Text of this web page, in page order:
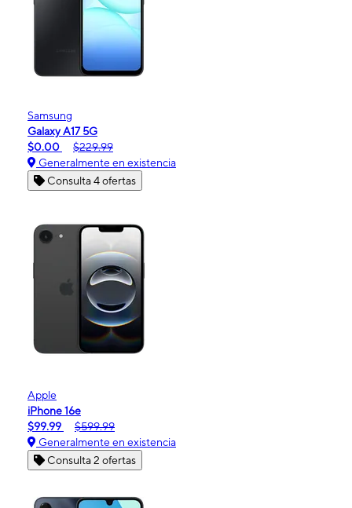
Samsung
Galaxy A17 5G
$0.00
$229.99
Generalmente en existencia
Consulta 4 ofertas
Apple
iPhone 16e
$99.99
$599.99
Generalmente en existencia
Consulta 2 ofertas